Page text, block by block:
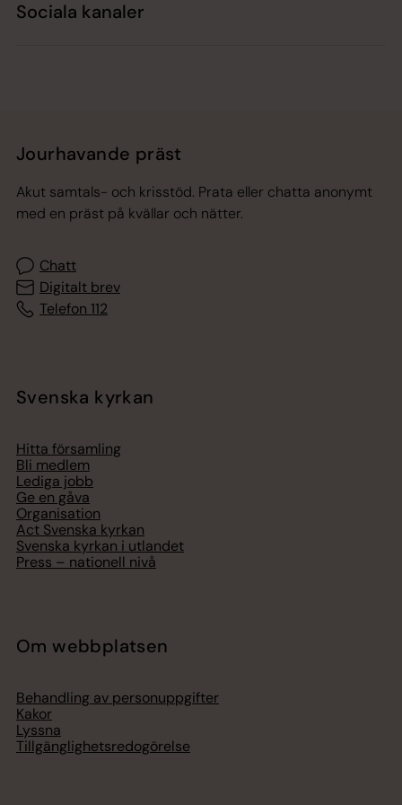
Sociala kanaler
Jourhavande präst
Akut samtals- och krisstöd. Prata eller chatta anonymt
med en präst på kvällar och nätter.
Chatt
Digitalt brev
Telefon 112
Svenska kyrkan
Hitta församling
Bli medlem
Lediga jobb
Ge en gåva
Organisation
Act Svenska kyrkan
Svenska kyrkan i utlandet
Press – nationell nivå
Om webbplatsen
Behandling av personuppgifter
Kakor
Lyssna
Tillgänglighetsredogörelse